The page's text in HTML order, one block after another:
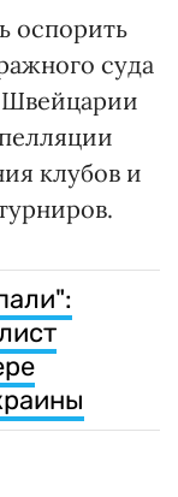
оспорить
суда
Швейцарии
клубов и